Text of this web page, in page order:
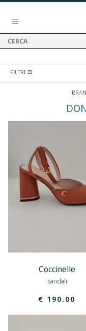
FILTRI
Coccinelle
sandali
€ 190.00